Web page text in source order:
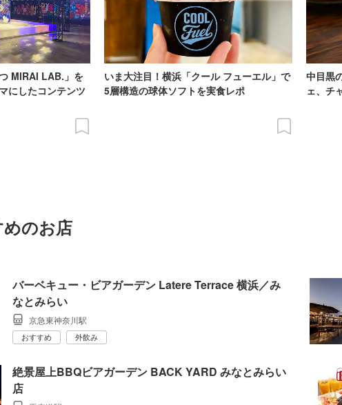
MIRAI LAB.」を
にしたコンテンツ
いま大注目！横浜「クール フューエル」で
5層構造の球体ソフトを実食レポ
中目黒
ェ、チ
のお店
バーベキュー・ビアガーデン Latere Terrace 横浜／み
なとみらい
京急東神奈川駅
おすすめ 外飲み
絶景屋上BBQビアガーデン BACK YARD みなとみらい
店